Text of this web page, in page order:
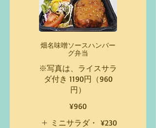
畑名味噌ソースハンバー
グ弁当
※写真は、ライスサラ
ダ付き 1190円（960
円）
¥960
ミニサラダ・ ¥230